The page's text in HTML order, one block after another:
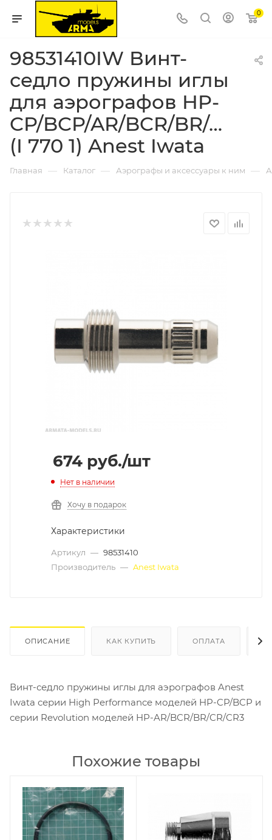
0
98531410IW Винт-
седло пружины иглы
для аэрографов HP-
CP/BCP/AR/BCR/BR/CR/
(I 770 1) Anest Iwata
Главная — Каталог — Аэрографы и аксессуары к ним —
674 руб./шт
Нет в наличии
Хочу в подарок
Характеристики
Артикул — 98531410
Производитель — Anest Iwata
ОПИСАНИЕ КАК КУПИТЬ ОПЛАТА
Винт-седло пружины иглы для аэрографов Anest
Iwata серии High Performance моделей HP-CP/BCP и
серии Revolution моделей HP-AR/BCR/BR/CR/CR3
Похожие товары